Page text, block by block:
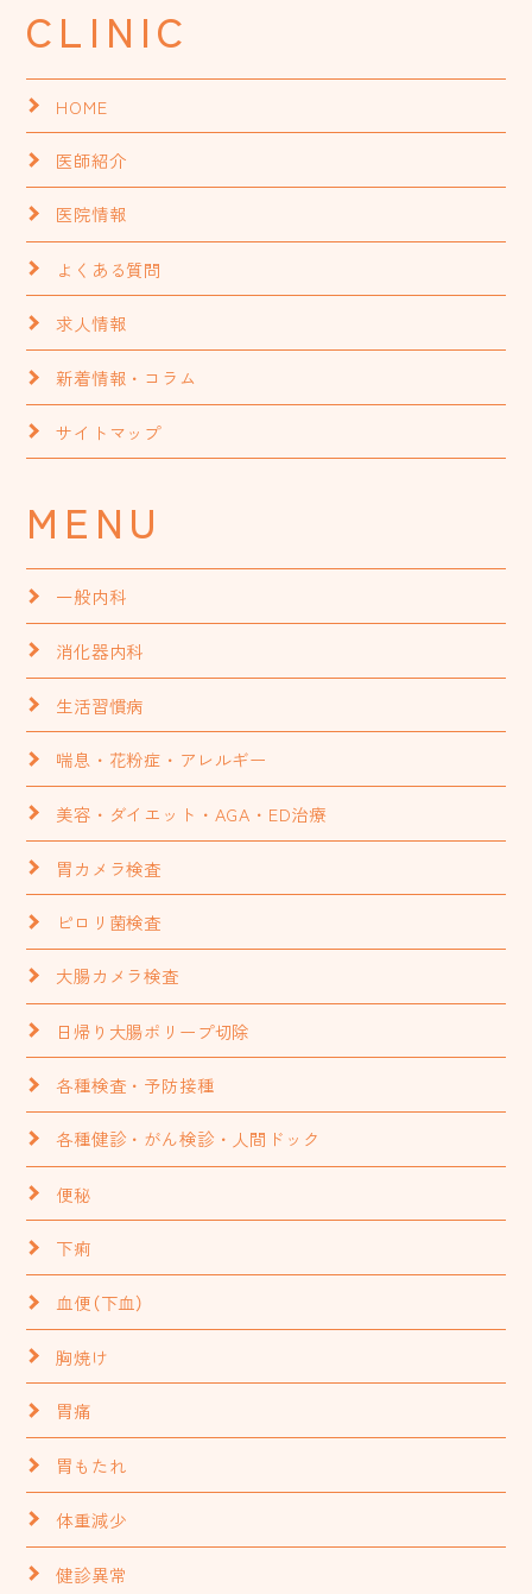
CLINIC
HOME
医師紹介
医院情報
よくある質問
求人情報
新着情報・コラム
サイトマップ
MENU
一般内科
消化器内科
生活習慣病
喘息・花粉症・アレルギー
美容・ダイエット・AGA・ED治療
胃カメラ検査
ピロリ菌検査
大腸カメラ検査
日帰り大腸ポリープ切除
各種検査・予防接種
各種健診・がん検診・人間ドック
便秘
下痢
血便（下血）
胸焼け
胃痛
胃もたれ
体重減少
健診異常